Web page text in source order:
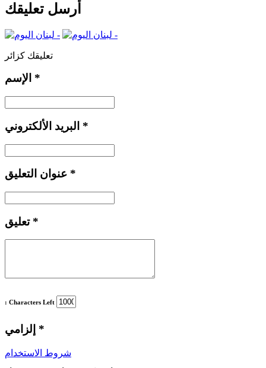
أرسل تعليقك
تعليقك كزائر
*
*
*
تعليق *
: Characters Left
*
شروط الاستخدام